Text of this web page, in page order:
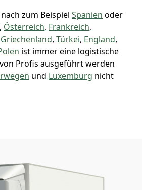
zum Beispiel Spanien oder
, Österreich, Frankreich,
Griechenland, Türkei, England,
ist immer eine logistische
Profis ausgeführt werden
und Luxemburg nicht